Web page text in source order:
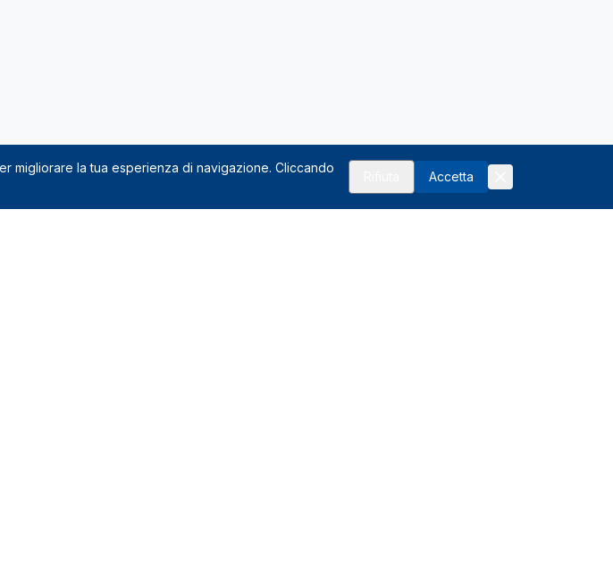
migliorare la tua esperienza di navigazione. Cliccando
Accetta